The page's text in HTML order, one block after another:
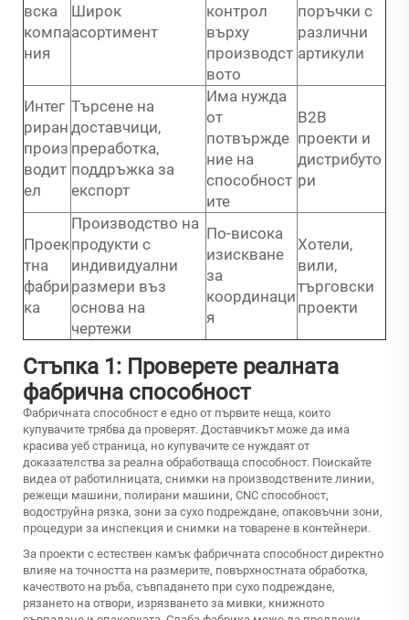
вска
компа
ния
Широк
асортимент
контрол
върху
производст
вото
поръчки с
различни
артикули
Интег
риран
произ
водит
ел
Търсене на
доставчици,
преработка,
поддръжка за
експорт
Има нужда
от
потвържде
ние на
способност
ите
B2B
проекти и
дистрибуто
ри
Проек
тна
фабри
ка
Производство на
продукти с
индивидуални
размери въз
основа на
чертежи
По-висока
изискване
за
координаци
я
Хотели,
вили,
търговски
проекти
Стъпка 1: Проверете реалната
фабрична способност
Фабричната способност е едно от първите неща, които
купувачите трябва да проверят. Доставчикът може да има
красива уеб страница, но купувачите се нуждаят от
доказателства за реална обработваща способност. Поискайте
видеа от работилницата, снимки на производствените линии,
режещи машини, полирани машини, CNC способност,
водоструйна рязка, зони за сухо подреждане, опаковъчни зони,
процедури за инспекция и снимки на товарене в контейнери.
За проекти с естествен камък фабричната способност директно
влияе на точността на размерите, повърхностната обработка,
качеството на ръба, съвпадането при сухо подреждане,
рязането на отвори, изрязването за мивки, книжното